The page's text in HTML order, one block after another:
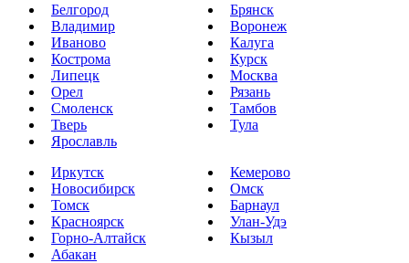
Белгород
Брянск
Владимир
Воронеж
Иваново
Калуга
Кострома
Курск
Липецк
Москва
Орел
Рязань
Смоленск
Тамбов
Тверь
Тула
Ярославль
Иркутск
Кемерово
Новосибирск
Омск
Томск
Барнаул
Красноярск
Улан-Удэ
Горно-Алтайск
Кызыл
Абакан